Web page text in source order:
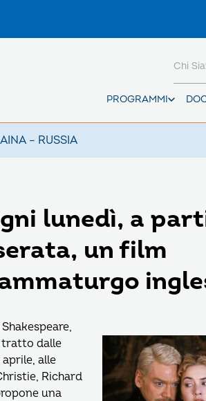
PROGRAMMI
Chi
– RUSSIA
lunedì, a
un film
tratto dalle
alle
Richard
una